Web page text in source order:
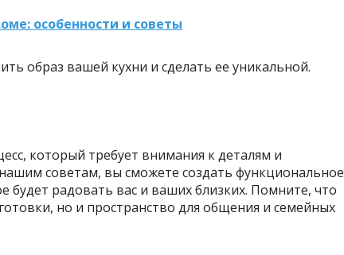
особенности и советы
образ вашей кухни и сделать ее уникальной.
который требует внимания к деталям и
советам, вы сможете создать функциональное
будет радовать вас и ваших близких. Помните, что
но и пространство для общения и семейных